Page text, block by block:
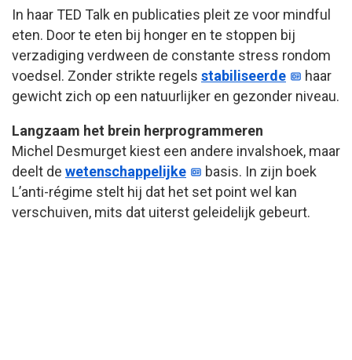
In haar TED Talk en publicaties pleit ze voor mindful
eten. Door te eten bij honger en te stoppen bij
verzadiging verdween de constante stress rondom
voedsel. Zonder strikte regels stabiliseerde
haar
gewicht zich op een natuurlijker en gezonder niveau.
Langzaam het brein herprogrammeren
Michel Desmurget kiest een andere invalshoek, maar
deelt de wetenschappelijke
basis. In zijn boek
L’anti-régime stelt hij dat het set point wel kan
verschuiven, mits dat uiterst geleidelijk gebeurt.